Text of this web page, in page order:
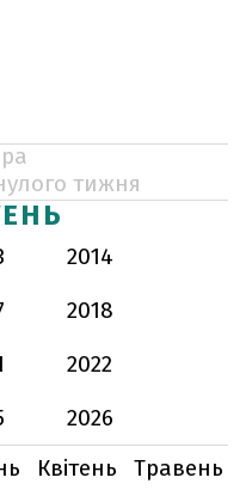
тижня
2014
2018
2022
2026
Квітень
Травень